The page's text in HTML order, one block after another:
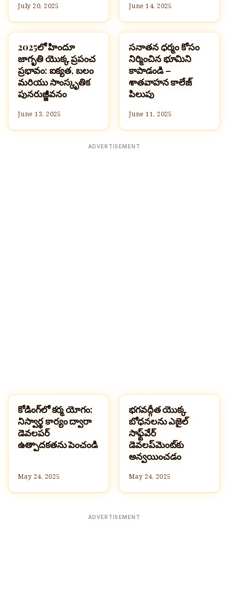
July 20, 2025 June 14, 2025
హిందూమతం
2025లో హిందూ
జాగృతి యొక్క ప్రపంచ
ప్రభావం: ఐక్యత, బలం
మరియు సాంస్కృతిక
పునరుజ్జీవనం
June 13, 2025
హిందూమతం
సనాతన ధర్మం కోసం
నిర్మించిన భూమిని
కాపాడండి –
శాతవాహన కాలేజ్
పిలుపు
June 11, 2025
ADVERTISEMENT
హిందూమతం
కోడింగ్‌లో కర్మ యోగం:
నిస్వార్థ కార్యం ద్వారా
డెవలపర్
ఉత్పాదకతను పెంచండి
May 24, 2025
హిందూమతం
భగవద్గీత యొక్క
బోధనలను ఎజైల్
సాఫ్ట్‌వేర్
డెవలప్‌మెంట్‌కు
అన్వయించడం
May 24, 2025
ADVERTISEMENT